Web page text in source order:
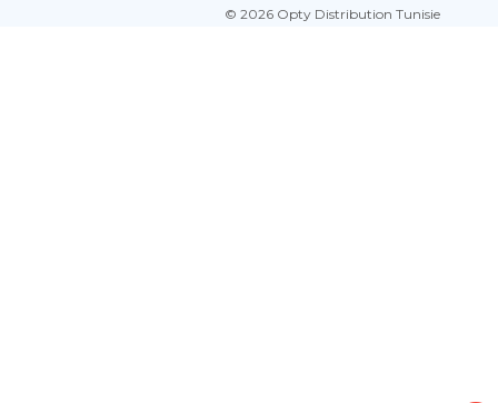
© 2026 Opty Distribution Tunisie